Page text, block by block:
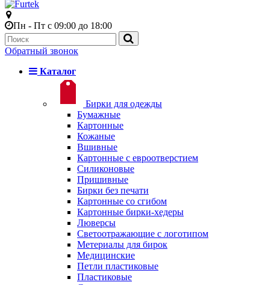
Пн - Пт с 09:00 до 18:00
Обратный звонок
Каталог
Бирки для одежды
Бумажные
Картонные
Кожаные
Вшивные
Картонные с евроотверстием
Силиконовые
Пришивные
Бирки без печати
Картонные со сгибом
Картонные бирки-хедеры
Люверсы
Светоотражающие с логотипом
Метериалы для бирок
Медицинские
Петли пластиковые
Пластиковые